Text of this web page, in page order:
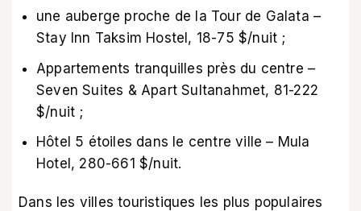
une auberge proche de la Tour de Galata –
Stay Inn Taksim Hostel, 18-75 $/nuit ;
Appartements tranquilles près du centre –
Seven Suites & Apart Sultanahmet, 81-222
$/nuit ;
Hôtel 5 étoiles dans le centre ville – Mula
Hotel, 280-661 $/nuit.
Dans les villes touristiques les plus populaires